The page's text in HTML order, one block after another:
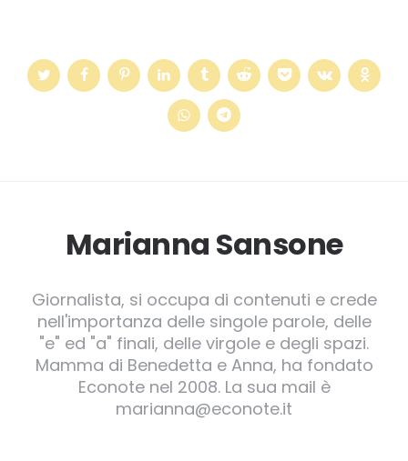
Marianna Sansone
Giornalista, si occupa di contenuti e crede
nell'importanza delle singole parole, delle
"e" ed "a" finali, delle virgole e degli spazi.
Mamma di Benedetta e Anna, ha fondato
Econote nel 2008. La sua mail è
marianna@econote.it